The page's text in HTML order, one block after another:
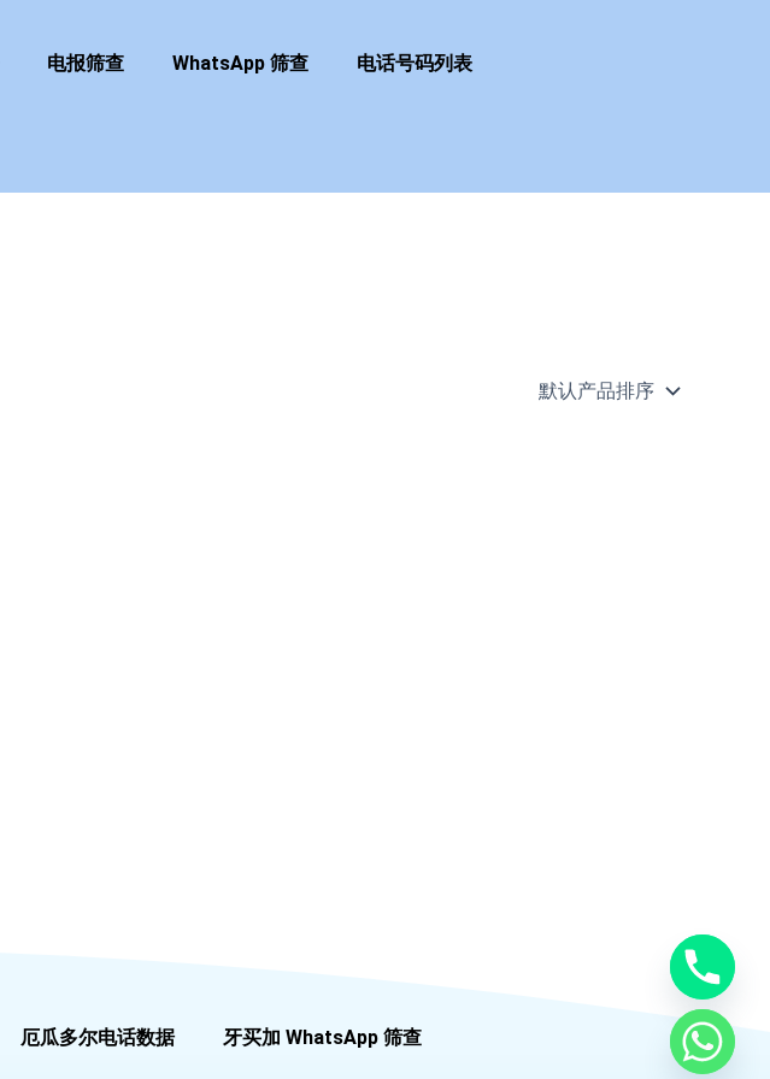
电报筛查 WhatsApp 筛查 电话号码列表
厄瓜多尔电话数据 牙买加 WhatsApp 筛查